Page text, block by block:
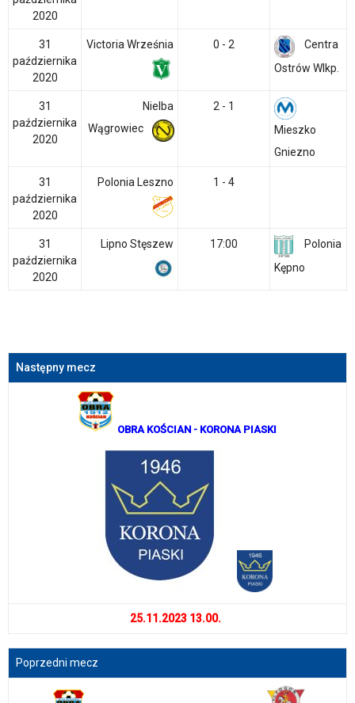
2020
31
października
2020
Victoria Września 0 - 2
Centra
Ostrów Wlkp.
31
października
2020
Nielba
Wągrowiec
2 - 1
Mieszko
Gniezno
31
października
2020
Polonia Leszno 1 - 4
31
października
2020
Lipno Stęszew 17:00
Polonia
Kępno
Następny mecz
OBRA KOŚCIAN - KORONA PIASKI
25.11.2023 13.00.
Poprzedni mecz